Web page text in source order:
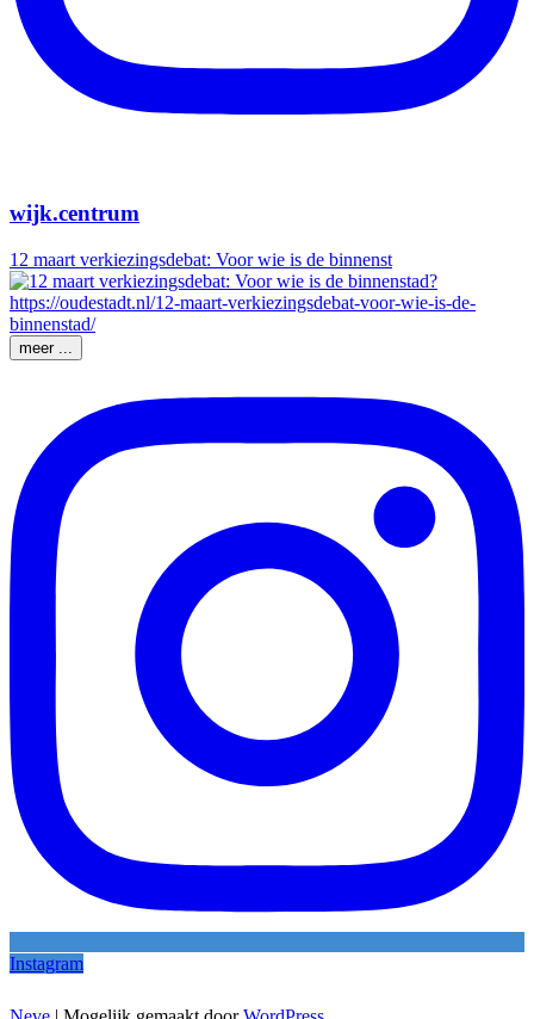
wijk.centrum
12 maart verkiezingsdebat: Voor wie is de binnenst
meer ...
Instagram